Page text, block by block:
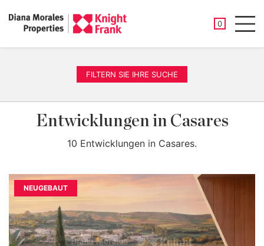
0
FILTERN SIE IHRE SUCHE
Entwicklungen in Casares
10 Entwicklungen in Casares.
NEUGEBAUT